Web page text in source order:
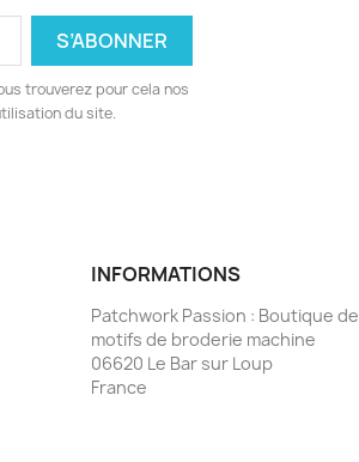
trouverez pour cela nos
du site.
INFORMATIONS
Patchwork Passion : Boutique de
motifs de broderie machine
06620 Le Bar sur Loup
France